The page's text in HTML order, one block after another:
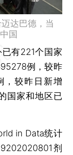
达巴德，当
国
有221个国家
例，较昨
，较昨日新增
国家和地区已
in Data统计
剂